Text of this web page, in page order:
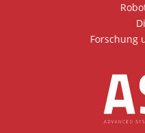
Forschung